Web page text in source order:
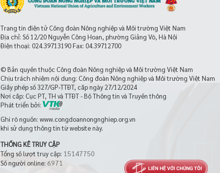
Trang tin điện tử Công đoàn Nông nghiệp và Môi trường Việt Nam
Địa chỉ: Số 12/20 Nguyễn Công Hoan, phường Giảng Võ, Hà Nội
Điện thoại: 024.39713190Fax: 04.39712700
© Bản quyền thuộc Công đoàn Nông nghiệp và Môi trường Việt Nam
Chịu trách nhiệm nội dung: Công đoàn Nông nghiệp và Môi trường Việt Nam
Giấy phép số 327/GP-TTĐT, cấp ngày 27/12/2024
Nơi cấp: Cục PT, TH và TTĐT - Bộ Thông tin và Truyền thông
Phát triển bởi:
Ghi rõ nguồn: www.congdoannongnghiep.org.vn
khi sử dụng thông tin từ website này.
THỐNG KÊ TRUY CẬP
Tổng số lượt truy cập: 15147750
Số người online: 6971